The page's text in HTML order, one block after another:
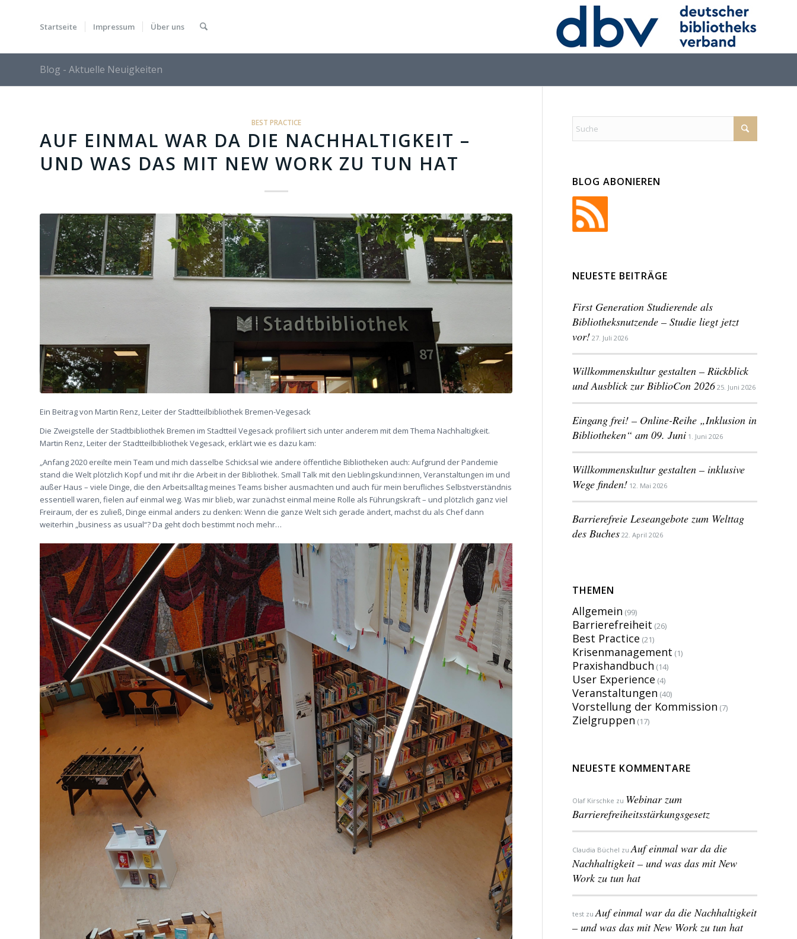
Startseite Impressum Über uns
Blog - Aktuelle Neuigkeiten
BEST PRACTICE
AUF EINMAL WAR DA DIE NACHHALTIGKEIT –
UND WAS DAS MIT NEW WORK ZU TUN HAT
Ein Beitrag von Martin Renz, Leiter der Stadtteilbibliothek Bremen-Vegesack
Die Zweigstelle der Stadtbibliothek Bremen im Stadtteil Vegesack profiliert sich unter anderem mit dem Thema Nachhaltigkeit.
Martin Renz, Leiter der Stadtteilbibliothek Vegesack, erklärt wie es dazu kam:
„Anfang 2020 ereilte mein Team und mich dasselbe Schicksal wie andere öffentliche Bibliotheken auch: Aufgrund der Pandemie
stand die Welt plötzlich Kopf und mit ihr die Arbeit in der Bibliothek. Small Talk mit den Lieblingskund:innen, Veranstaltungen im und
außer Haus – viele Dinge, die den Arbeitsalltag meines Teams bisher ausmachten und auch für mein berufliches Selbstverständnis
essentiell waren, fielen auf einmal weg. Was mir blieb, war zunächst einmal meine Rolle als Führungskraft – und plötzlich ganz viel
Freiraum, der es zuließ, Dinge einmal anders zu denken: Wenn die ganze Welt sich gerade ändert, machst du als Chef dann
weiterhin „business as usual“? Da geht doch bestimmt noch mehr…
BLOG ABONIEREN
NEUESTE BEITRÄGE
First Generation Studierende als
Bibliotheksnutzende – Studie liegt jetzt
vor! 27. Juli 2026
Willkommenskultur gestalten – Rückblick
und Ausblick zur BiblioCon 2026 25. Juni 2026
Eingang frei! – Online-Reihe „Inklusion in
Bibliotheken“ am 09. Juni 1. Juni 2026
Willkommenskultur gestalten – inklusive
Wege finden! 12. Mai 2026
Barrierefreie Leseangebote zum Welttag
des Buches 22. April 2026
THEMEN
Allgemein (99)
Barrierefreiheit (26)
Best Practice (21)
Krisenmanagement (1)
Praxishandbuch (14)
User Experience (4)
Veranstaltungen (40)
Vorstellung der Kommission (7)
Zielgruppen (17)
NEUESTE KOMMENTARE
Olaf Kirschke zu Webinar zum
Barrierefreiheitsstärkungsgesetz
Claudia Büchel zuAuf einmal war da die
Nachhaltigkeit – und was das mit New
Work zu tun hat
test zuAuf einmal war da die Nachhaltigkeit
– und was das mit New Work zu tun hat